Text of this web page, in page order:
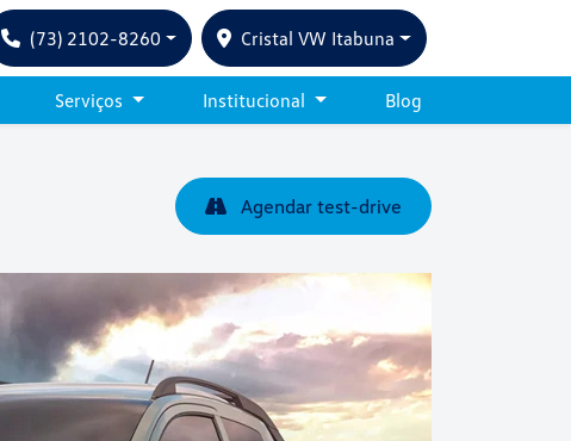
(73) 2102-8260 Cristal VW Itabuna
Serviços Institucional Blog
Agendar test-drive